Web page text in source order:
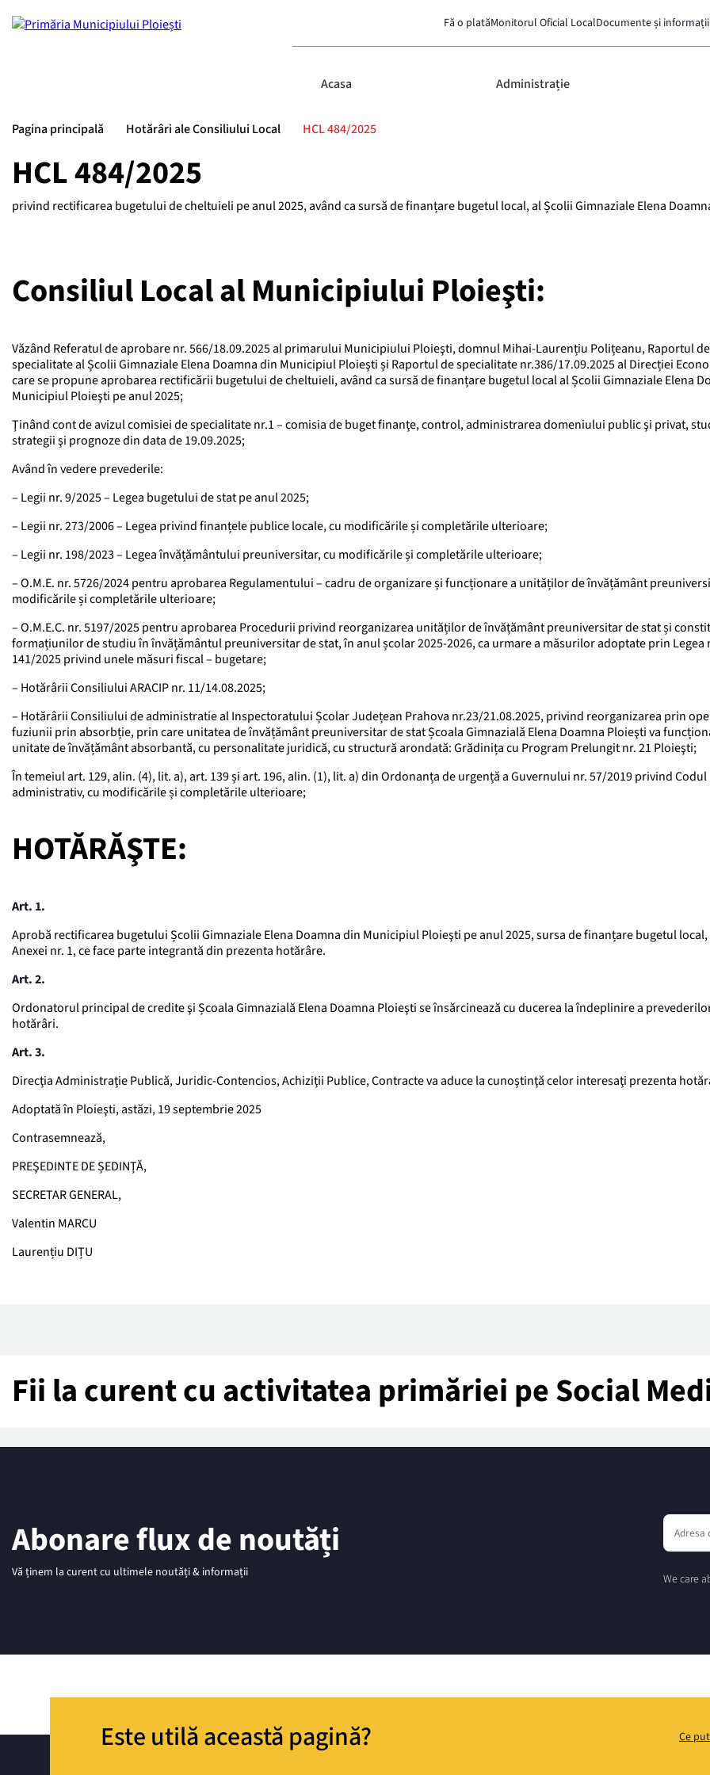
Fă o platăMonitorul Oficial LocalDocumente și
Acasa Administrație
Pagina principală Hotărâri ale Consiliului Local HCL 484/2025
HCL 484/2025
privind rectificarea bugetului de cheltuieli pe anul 2025, având ca sursă de finanțare bugetul local, al Școlii Gimnaziale Elena
Consiliul Local al Municipiului Ploieşti:
Văzând Referatul de aprobare nr. 566/18.09.2025 al primarului Municipiului Ploieşti, domnul Mihai-Laurențiu Polițeanu, Raportul de
specialitate al Școlii Gimnaziale Elena Doamna din Municipiul Ploieşti și Raportul de specialitate nr.386/17.09.2025 al Direcției
care se propune aprobarea rectificării bugetului de cheltuieli, având ca sursă de finanțare bugetul local al Școlii Gimnaziale Elena
Municipiul Ploieşti pe anul 2025;
Ţinând cont de avizul comisiei de specialitate nr.1 – comisia de buget finanţe, control, administrarea domeniului public şi privat,
strategii şi prognoze din data de 19.09.2025;
Având în vedere prevederile:
– Legii nr. 9/2025 – Legea bugetului de stat pe anul 2025;
– Legii nr. 273/2006 – Legea privind finanțele publice locale, cu modificările și completările ulterioare;
– Legii nr. 198/2023 – Legea învățământului preuniversitar, cu modificările și completările ulterioare;
– O.M.E. nr. 5726/2024 pentru aprobarea Regulamentului – cadru de organizare și funcționare a unităților de învățământ
modificările și completările ulterioare;
– O.M.E.C. nr. 5197/2025 pentru aprobarea Procedurii privind reorganizarea unităților de învățământ preuniversitar de stat și
formațiunilor de studiu în învățământul preuniversitar de stat, în anul școlar 2025-2026, ca urmare a măsurilor adoptate prin Legea
141/2025 privind unele măsuri fiscal – bugetare;
– Hotărârii Consiliului ARACIP nr. 11/14.08.2025;
– Hotărârii Consiliului de administratie al Inspectoratului Școlar Județean Prahova nr.23/21.08.2025, privind reorganizarea prin
fuziunii prin absorbție, prin care unitatea de învățământ preuniversitar de stat Școala Gimnazială Elena Doamna Ploieşti va
unitate de învățământ absorbantă, cu personalitate juridică, cu structură arondată: Grădinița cu Program Prelungit nr. 21 Ploieşti;
În temeiul art. 129, alin. (4), lit. a), art. 139 și art. 196, alin. (1), lit. a) din Ordonanța de urgență a Guvernului nr. 57/2019 privind Codul
administrativ, cu modificările și completările ulterioare;
HOTĂRĂŞTE:
Art. 1.
Aprobă rectificarea bugetului Școlii Gimnaziale Elena Doamna din Municipiul Ploieşti pe anul 2025, sursa de finanțare bugetul
Anexei nr. 1, ce face parte integrantă din prezenta hotărâre.
Art. 2.
Ordonatorul principal de credite şi Școala Gimnazială Elena Doamna Ploieşti se însărcinează cu ducerea la îndeplinire a
hotărâri.
Art. 3.
Direcţia Administraţie Publică, Juridic-Contencios, Achiziţii Publice, Contracte va aduce la cunoştinţă celor interesaţi prezenta
Adoptată în Ploieşti, astăzi, 19 septembrie 2025
Contrasemnează,
PREŞEDINTE DE ȘEDINŢĂ,
SECRETAR GENERAL,
Valentin MARCU
Laurențiu DIȚU
Fii la curent cu activitatea primăriei pe Social
Abonare flux de noutăți
Vă ținem la curent cu ultimele noutăți & informații We care
Este utilă această pagină? Ce